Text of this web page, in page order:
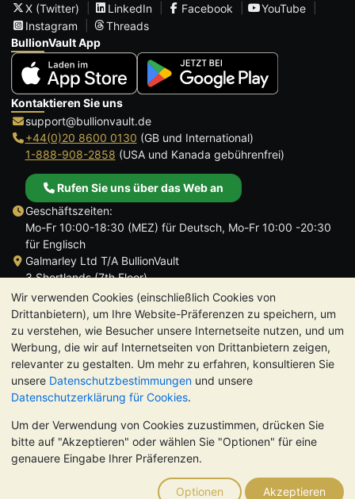
Wir verwenden Cookies (einschließlich Cookies von
Drittanbietern), um Ihre Website-Präferenzen zu speichern, um
zu verstehen, wie Besucher unsere Internetseite nutzen, und um
Werbung, die wir auf Internetseiten von Drittanbietern zeigen,
relevanter zu gestalten. Um mehr zu erfahren, konsultieren Sie
unsere Datenschutzbestimmungen und unsere
Datenschutzerklärung für Cookies.
Um der Verwendung von Cookies zuzustimmen, drücken Sie
bitte auf "Akzeptieren" oder wählen Sie "Optionen" für eine
genauere Eingabe Ihrer Präferenzen.
Optionen Akzeptieren
X (Twitter)
LinkedIn Facebook
YouTube
Instagram
Threads
BullionVault App
Kontaktieren Sie uns
support@bullionvault.de
+44(0)20 8600 0130 (GB und International)
1-888-908-2858 (USA und Kanada gebührenfrei)
Rufen Sie uns über das Web an
Geschäftszeiten:
Mo-Fr 10:00-18:30 (MEZ) für Deutsch, Mo-Fr 10:00 -20:30
für Englisch
Galmarley Ltd T/A BullionVault
3 Shortlands (7th Floor)
Hammersmith
London
W6 8DA
Großbritannien
TrustScore 4.8 | 726 Bewertungen
BITTE BEACHTEN SIE: Der Wert von Edelmetallen kann sowohl
steigen als auch fallen. Historische Trends sind keine Garantie
für zukünftige Preisentwicklungen. Nichts auf den Webseiten
von BullionVault oder in der Kommunikation stellt eine